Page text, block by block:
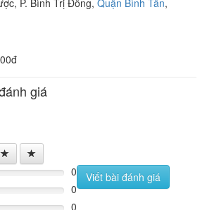
P. Bình Trị Đông, Quận Bình Tân,
giá
0
0
0
Viết bài đánh giá